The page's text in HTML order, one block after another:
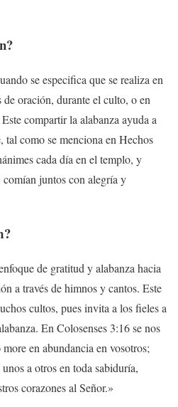
?
se especifica que se realiza en
oración, durante el culto, o en
compartir la alabanza ayuda a
como se menciona en Hechos
cada día en el templo, y
comían juntos con alegría y
?
de gratitud y alabanza hacia
a través de himnos y cantos. Este
cultos, pues invita a los fieles a
En Colosenses 3:16 se nos
en abundancia en vosotros;
a otros en toda sabiduría,
corazones al Señor.»